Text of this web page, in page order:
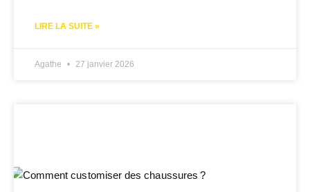
LIRE LA SUITE »
Agathe 27 janvier 2026